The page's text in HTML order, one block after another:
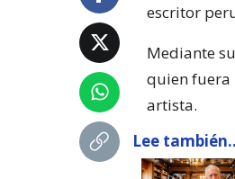
escritor
Mediante
quien fuera
artista.
Lee